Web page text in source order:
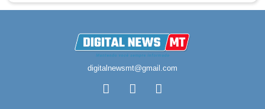
digitalnewsmt@gmail.com